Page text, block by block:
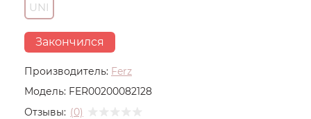
Производитель: Ferz
Модель: FER00200082128
Отзывы: (0)
UNI
Закончился